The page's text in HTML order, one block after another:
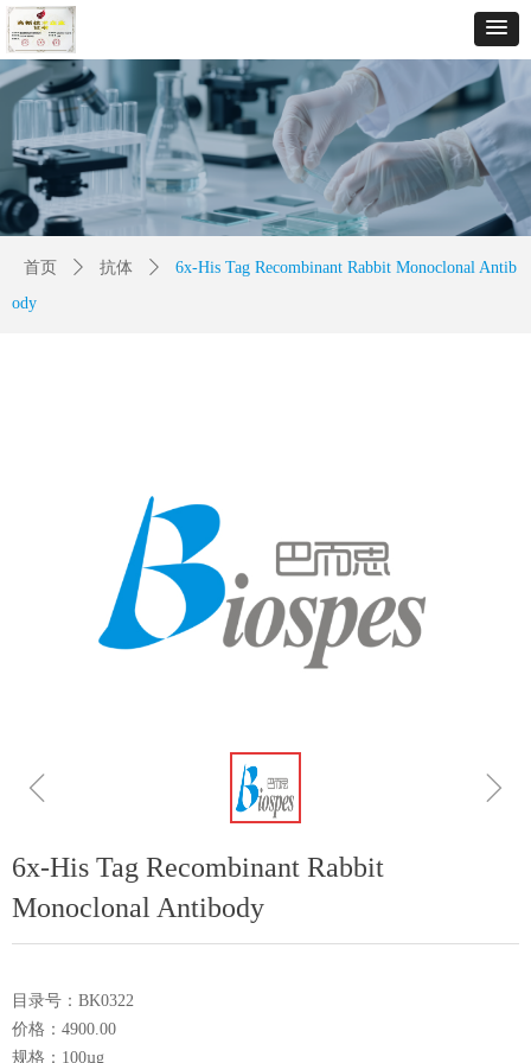
首页 ꄲ 抗体 ꄲ
6x-His Tag Recombinant Rabbit Monoclonal Antib
ody
ꁆ ꁇ
6x-His Tag Recombinant Rabbit
Monoclonal Antibody
目录号：BK0322
价格：4900.00
规格：100µg